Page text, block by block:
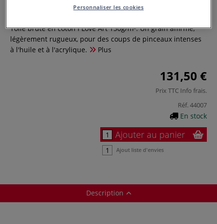
3 Commentaires
Toile brute en coton I Love Art 150g/m². Un grain affirmé,
légèrement rugueux, pour des coups de pinceaux intenses
à l'huile et à l'acrylique.
Plus
131,50 €
Prix TTC Info frais.
Réf.44007
En stock
Ajouter au panier
Ajout liste d'envies
Description
Personnaliser les cookies